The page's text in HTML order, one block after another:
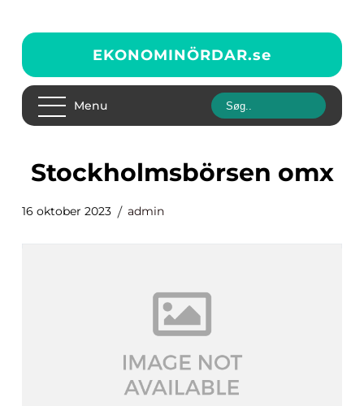
EKONOMINÖRDAR.se
Menu
stockholmsbörsen omx
16 oktober 2023 admin